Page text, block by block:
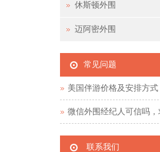
休斯顿外围
迈阿密外围
常见问题
美国伴游价格及安排方式
微信外围经纪人可信吗
谱的经纪人
联系我们